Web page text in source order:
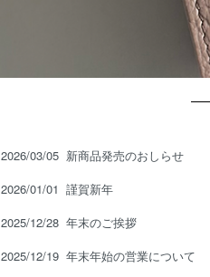
2026/03/05 新商品発売のおしらせ
2026/01/01 謹賀新年
2025/12/28 年末のご挨拶
2025/12/19 年末年始の営業について